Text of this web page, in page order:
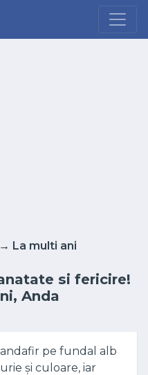
→ La multi ani
si fericire!
Anda
pe fundal alb
și culoare, iar